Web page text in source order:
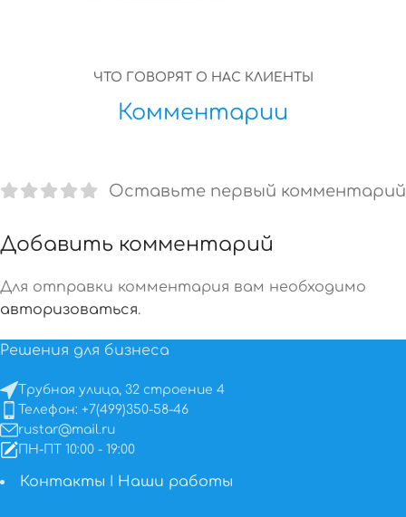
ЧТО ГОВОРЯТ О НАС КЛИЕНТЫ
Комментарии
Оставьте первый комментарий
Добавить комментарий
Для отправки комментария вам необходимо
авторизоваться.
Решения для бизнеса
Трубная улица, 32 строение 4
Телефон: +7(499)350-58-46
rustar@mail.ru
ПН-ПТ 10:00 - 19:00
Контакты Наши работы